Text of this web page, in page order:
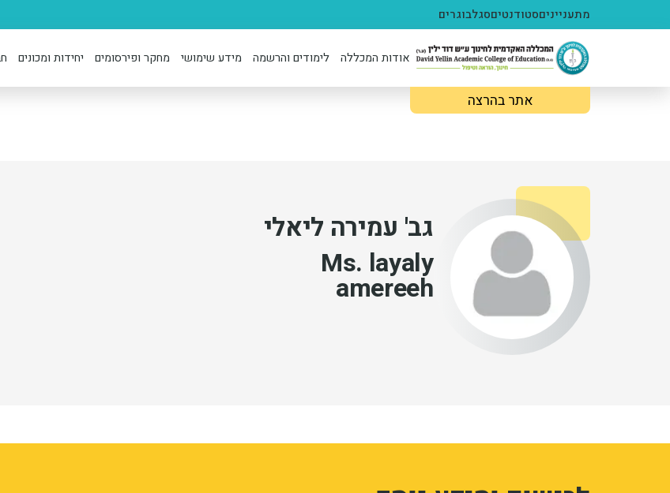
דילוג לתוכן העיקרימתענייניםסטודנטיםסגלבוגרים
אודות המכללה לימודים והרשמה מידע שימושי מחקר ופירסומים יחידות ומכונים
אתר בהרצה
גב' עמירה ליאלי
Ms. layaly
amereeh
form-ANOymKgYm4y5yy4a73IRa0c2y6c0V37BOwfBLGgYgUI
webform_submission_registration_and_additional_info_node_8484_add_form
3318841
dxLINHr8sIqo5hOF5LxBVX-UdgMEvHuNns09oGPwIso
1